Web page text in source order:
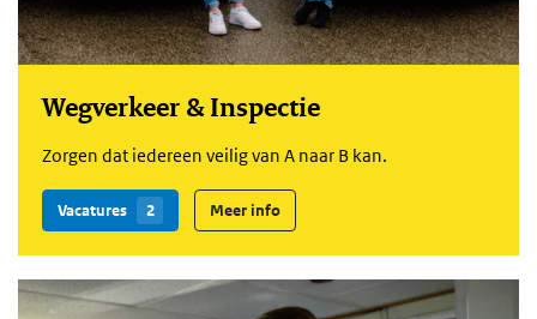
Wegverkeer & Inspectie
Zorgen dat iedereen veilig van A naar B kan.
Vacatures 2 Meer info